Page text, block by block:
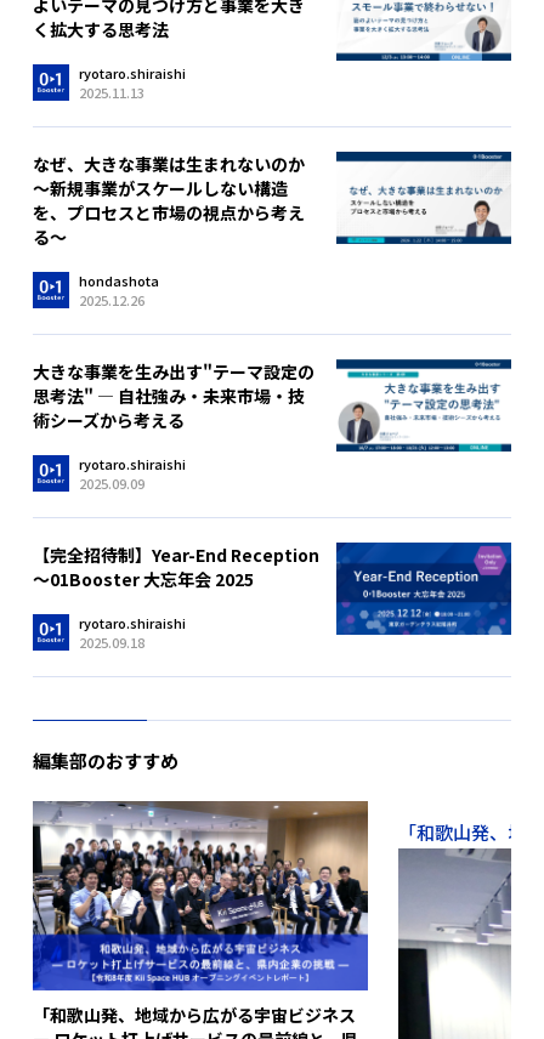
よいテーマの見つけ方と事業を大き
く拡大する思考法
ryotaro.shiraishi
2025.11.13
なぜ、大きな事業は生まれないのか
～新規事業がスケールしない構造
を、プロセスと市場の視点から考え
る～
hondashota
2025.12.26
大きな事業を生み出す"テーマ設定の
思考法" ― 自社強み・未来市場・技
術シーズから考える
ryotaro.shiraishi
2025.09.09
【完全招待制】Year-End Reception
～01Booster 大忘年会 2025
ryotaro.shiraishi
2025.09.18
編集部のおすすめ
「和歌山発、地域から広がる宇宙ビジネス
「和歌山発、地